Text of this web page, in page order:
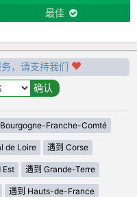
最佳
，请支持我们
Franche-Comté
de Loire 遇到 Corse
Est 遇到 Grande-Terre
遇到 Hauts-de-France